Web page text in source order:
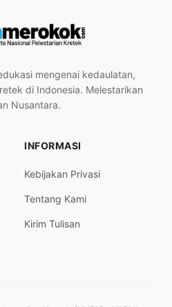
mengenai kedaulatan,
di Indonesia. Melestarikan
Nusantara.
INFORMASI
Kebijakan Privasi
Tentang Kami
Kirim Tulisan